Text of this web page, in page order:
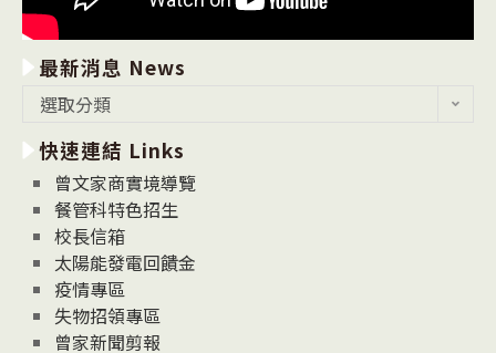
最新消息 News
消
息
News
選取分類
快速連結 Links
曾文家商實境導覽
餐管科特色招生
校長信箱
太陽能發電回饋金
疫情專區
失物招領專區
曾家新聞剪報